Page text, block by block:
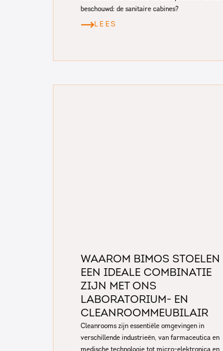
beschouwd: de sanitaire cabines?
LEES
Waarom Bimos Stoelen
een Ideale Combinatie
zijn met ons
Laboratorium- en
Cleanroommeubilair
Cleanrooms zijn essentiële omgevingen in
verschillende industrieën, van farmaceutica en